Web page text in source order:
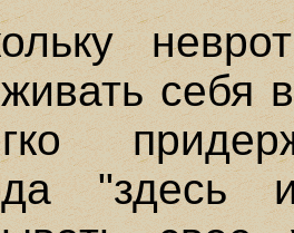
себя
"здесь